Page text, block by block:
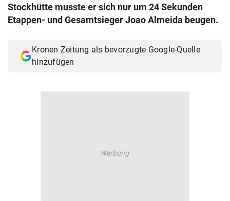
Stockhütte musste er sich nur um 24 Sekunden
Etappen- und Gesamtsieger Joao Almeida beugen.
Kronen Zeitung als bevorzugte Google-Quelle
hinzufügen